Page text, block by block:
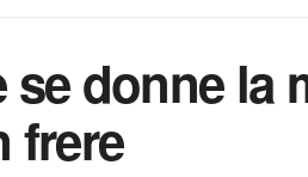
donne la
frere